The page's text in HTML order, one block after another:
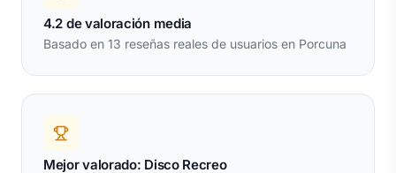
4.2 de valoración media
Basado en 13 reseñas reales de usuarios en Porcuna
Mejor valorado: Disco Recreo